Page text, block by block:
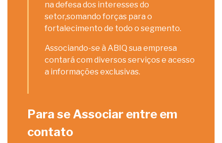
na defesa dos interesses do
setor,somando forças para o
fortalecimento de todo o segmento.
Associando-se à ABIQ sua empresa
contará com diversos serviços e acesso
a informações exclusivas.
Para se Associar entre em
contato